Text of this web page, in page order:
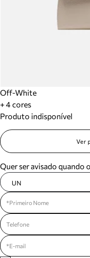
Off-White
+ 4 cores
Produto indisponível
Ver
Quer ser avisado quando
UN